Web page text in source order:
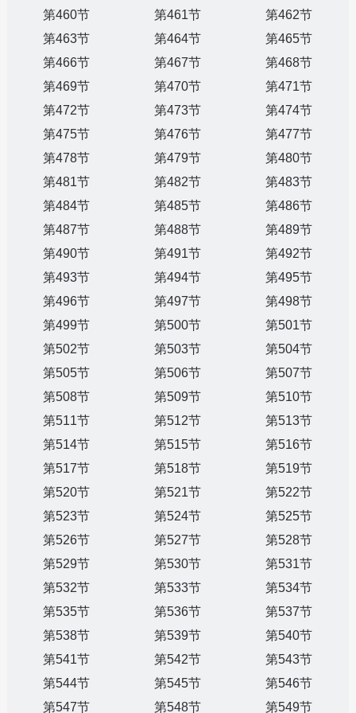
第460节 第461节
第462节
第463节
第464节
第465节
第466节
第467节
第468节
第469节
第470节
第471节
第472节
第473节
第474节
第475节
第476节
第477节
第478节
第479节
第480节
第481节
第482节
第483节
第484节
第485节
第486节
第487节
第488节
第489节
第490节
第491节
第492节
第493节
第494节
第495节
第496节
第497节
第498节
第499节
第500节
第501节
第502节
第503节
第504节
第505节
第506节
第507节
第508节
第509节
第510节
第511节
第512节
第513节
第514节
第515节
第516节
第517节
第518节
第519节
第520节
第521节
第522节
第523节
第524节
第525节
第526节
第527节
第528节
第529节
第530节
第531节
第532节
第533节
第534节
第535节
第536节
第537节
第538节
第539节
第540节
第541节
第542节
第543节
第544节
第545节
第546节
第547节
第548节 第549节